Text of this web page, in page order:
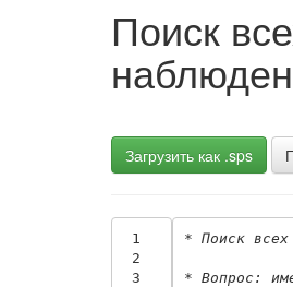
Поиск
Загрузить как .sps
1
2
3
* Поиск всех
* Вопрос: